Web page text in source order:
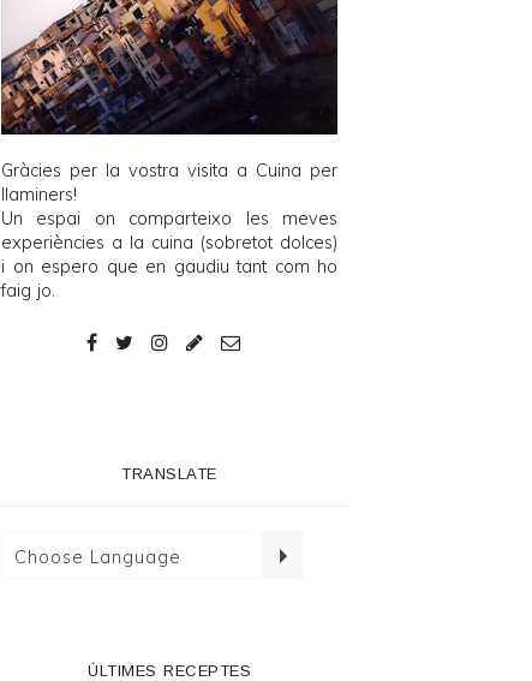
Gràcies per la vostra visita a Cuina per
llaminers!
Un espai on comparteixo les meves
experiències a la cuina (sobretot dolces)
i on espero que en gaudiu tant com ho
faig jo.
TRANSLATE
ÚLTIMES RECEPTES